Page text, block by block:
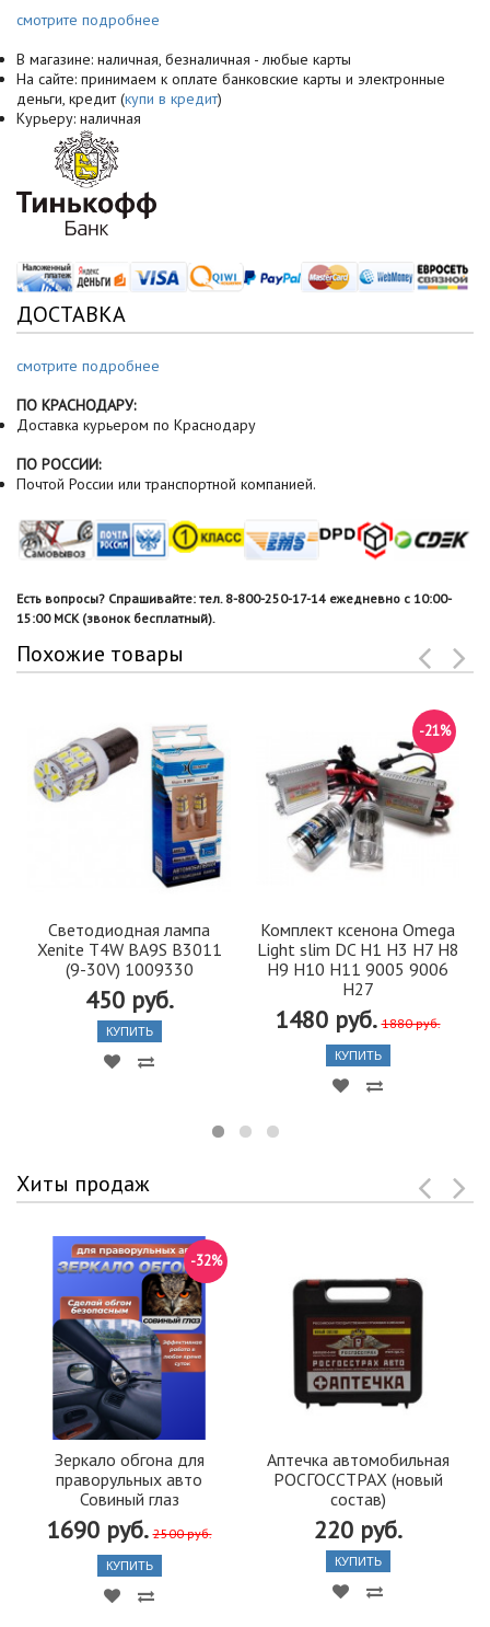
смотрите подробнее
В магазине: наличная, безналичная - любые карты
На сайте: принимаем к оплате банковские карты и электронные
деньги, кредит (купи в кредит)
Курьеру: наличная
ДОСТАВКА
смотрите подробнее
ПО КРАСНОДАРУ:
Доставка курьером по Краснодару
ПО РОССИИ:
Почтой России или транспортной компанией.
Есть вопросы? Спрашивайте: тел. 8-800-250-17-14 ежедневно с 10:00-
15:00 МСК (звонок бесплатный).
Похожие товары
Светодиодная лампа
Xenite Т4W BA9S B3011
(9-30V) 1009330
450 руб.
КУПИТЬ
Комплект ксенона Omega
Light slim DC Н1 Н3 H7 H8
H9 H10 Н11 9005 9006
H27
1480 руб. 1880 руб.
-21%
КУПИТЬ
Хиты продаж
Зеркало обгона для
праворульных авто
Совиный глаз
1690 руб. 2500 руб.
-32%
КУПИТЬ
Аптечка автомобильная
РОСГОССТРАХ (новый
состав)
220 руб.
КУПИТЬ